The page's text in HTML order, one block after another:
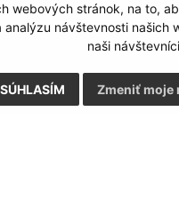
webových stránok, na to,
analýzu návštevnosti
naši
SÚHLASÍM Zmeniť moje